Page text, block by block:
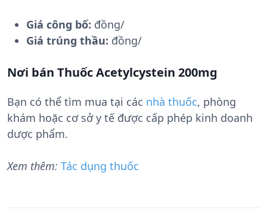
Giá công bố: đồng/
Giá trúng thầu: đồng/
Nơi bán Thuốc Acetylcystein 200mg
Bạn có thể tìm mua tại các nhà thuốc, phòng
khám hoặc cơ sở y tế được cấp phép kinh doanh
dược phẩm.
Xem thêm: Tác dụng thuốc